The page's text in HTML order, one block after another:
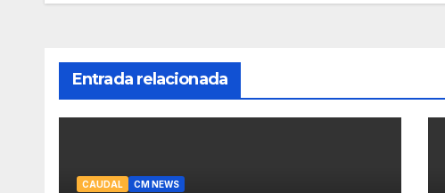
Entrada relacionada
CAUDAL CM NEWS